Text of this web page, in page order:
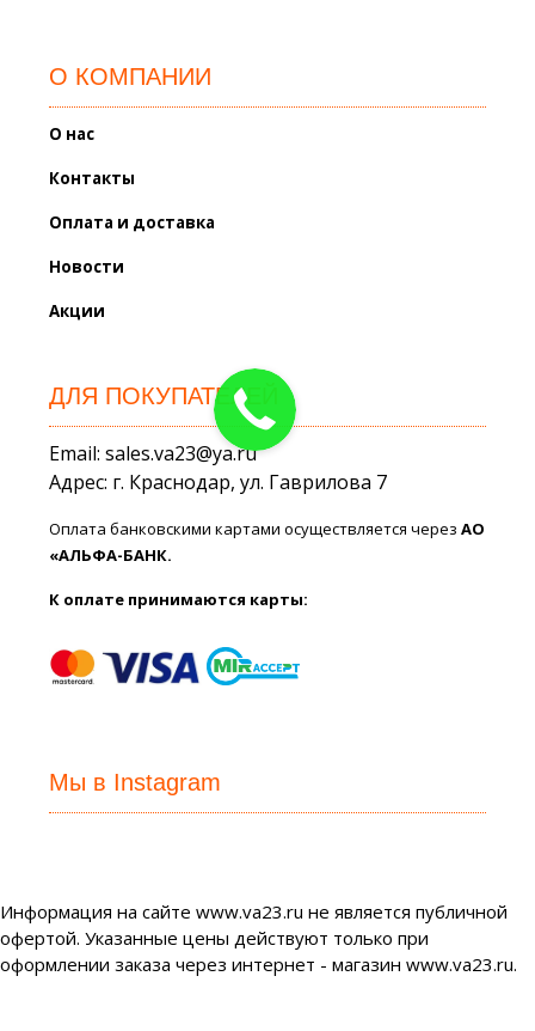
О КОМПАНИИ
О нас
Контакты
Оплата и доставка
Новости
Акции
ДЛЯ ПОКУПАТЕЛЕЙ
Email: sales.va23@ya.ru
Адрес: г. Краснодар, ул. Гаврилова 7
Оплата банковскими картами осуществляется черезАО
«АЛЬФА-БАНК.
К оплате принимаются карты:
Мы в Instagram
Информация на сайте www.va23.ru не является публичной
офертой. Указанные цены действуют только при
оформлении заказа через интернет - магазин www.va23.ru.